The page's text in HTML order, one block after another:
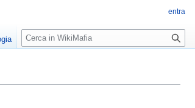
entra
R
i
r